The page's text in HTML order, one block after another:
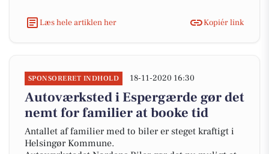
Læs hele artiklen her Kopiér link
SPONSORERET INDHOLD 18-11-2020 16:30
Autoværksted i Espergærde gør det
nemt for familier at booke tid
Antallet af familier med to biler er steget kraftigt i
Helsingør Kommune.